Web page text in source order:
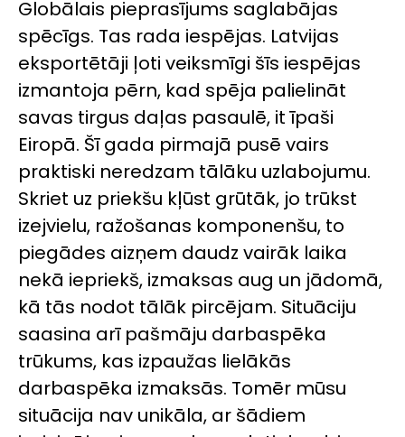
Globālais pieprasījums saglabājas
spēcīgs. Tas rada iespējas. Latvijas
eksportētāji ļoti veiksmīgi šīs iespējas
izmantoja pērn, kad spēja palielināt
savas tirgus daļas pasaulē, it īpaši
Eiropā. Šī gada pirmajā pusē vairs
praktiski neredzam tālāku uzlabojumu.
Skriet uz priekšu kļūst grūtāk, jo trūkst
izejvielu, ražošanas komponenšu, to
piegādes aizņem daudz vairāk laika
nekā iepriekš, izmaksas aug un jādomā,
kā tās nodot tālāk pircējam. Situāciju
saasina arī pašmāju darbaspēka
trūkums, kas izpaužas lielākās
darbaspēka izmaksās. Tomēr mūsu
situācija nav unikāla, ar šādiem